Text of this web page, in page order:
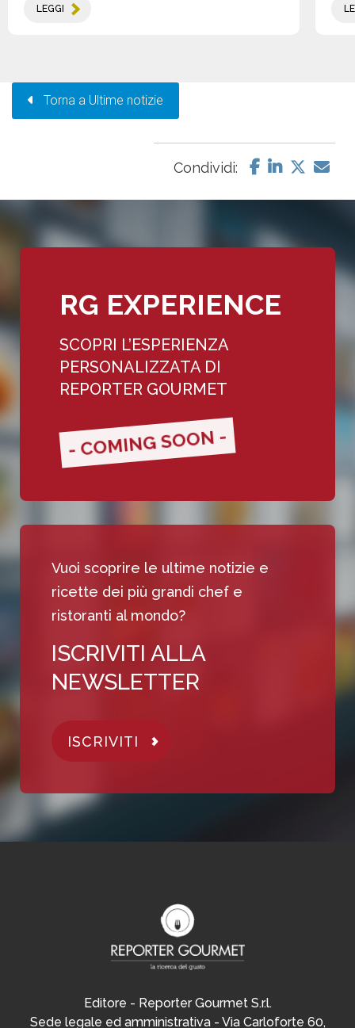
LEGGI
Torna a Ultime notizie
Condividi:
RG EXPERIENCE
SCOPRI L’ESPERIENZA
PERSONALIZZATA DI
REPORTER GOURMET
- COMING SOON -
Vuoi scoprire le ultime notizie e
ricette dei più grandi chef e
ristoranti al mondo?
ISCRIVITI ALLA
NEWSLETTER
ISCRIVITI
Editore - Reporter Gourmet S.r.l.
Sede legale ed amministrativa - Via Carloforte 60,